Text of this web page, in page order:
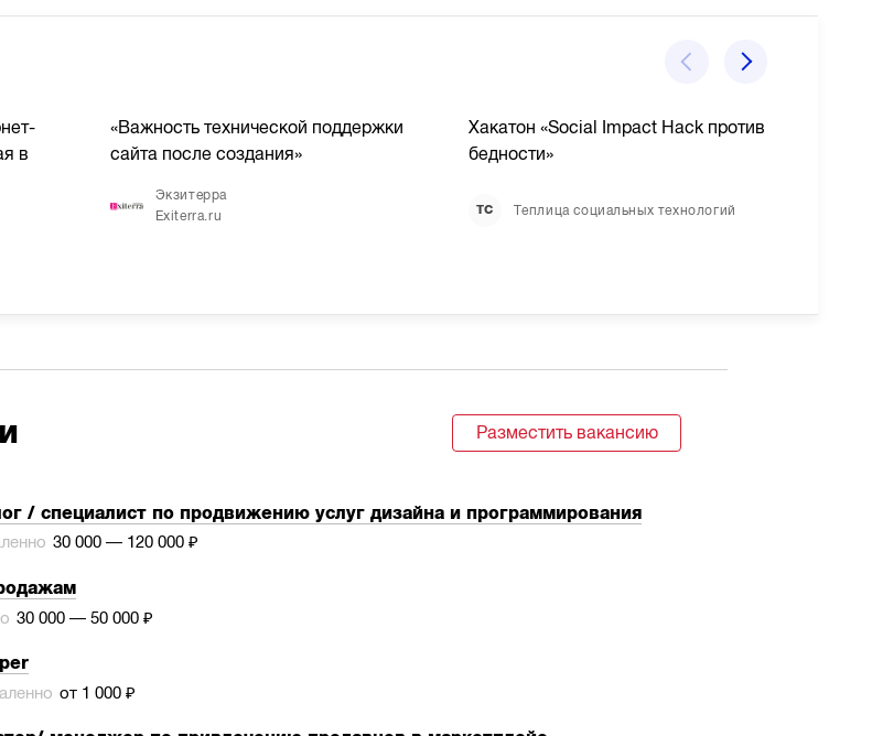
в
«Важность технической поддержки
сайта после создания»
Экзитерра
Exiterra.ru
Хакатон «Social Impact Hack против
бедности»
ТС Теплица социальных технологий
Разместить вакансию
/ специалист по продвижению услуг дизайна и программирования
30 000 — 120 000 ₽
30 000 — 50 000 ₽
от 1 000 ₽